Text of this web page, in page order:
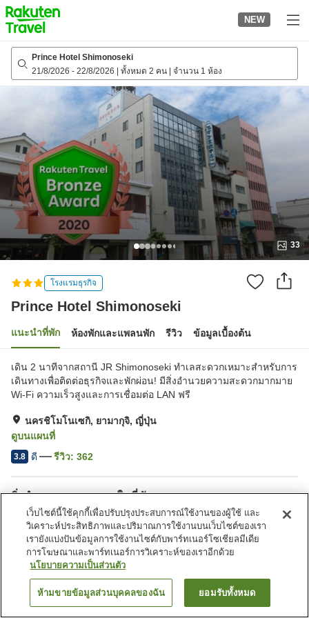
to
top
page
NEW
Prince Hotel Shimonoseki
21/8/2026 - 22/8/2026 ทั้งหมด 2 คน จำนวน 1 ห้อง
33
โรงแรมธุรกิจ
Prince Hotel Shimonoseki
แนะนำที่พัก ห้องพักและแพลนพัก รีวิว ข้อมูลเบื้องต้น
เดิน 2 นาทีจากสถานี JR Shimonoseki ทำเลสะดวกเหมาะสำหรับการ
เดินทางเพื่อติดต่อธุรกิจและพักผ่อน! มีสิ่งอำนวยความสะดวกมากมาย
Wi-Fi ความเร็วสูงและการเชื่อมต่อ LAN ฟรี
นครชิโมโนเซกิ, ยามากุจิ, ญี่ปุ่น
ดูบนแผนที่
3.8 ดี รีวิว: 362
สิ่งอำนวยความสะดวกในที่พัก
ที่จอดรถ
สปา/บิวตี้ซาลอน
ตู้จำหน่ายอัตโนมัติ
บริการซักผ้า (มีค่าบริการ)
หน้าแรก ญี่ปุ่น ยามากุจิ
Prince Hotel Shimonoseki
ค้นหาห้องพัก
เว็บไซต์นี้ใช้คุกกี้เพื่อปรับปรุงประสบการณ์ใช้งานของผู้ใช้ และ
วิเคราะห์ประสิทธิภาพและปริมาณการใช้งานบนเว็บไซต์ของเรา
เรายังแบ่งปันข้อมูลการใช้งานไซต์กับพาร์ทเนอร์โซเชียลมีเดีย
การโฆษณาและพาร์ทเนอร์การวิเคราะห์ของเราอีกด้วย
นโยบายความเป็นส่วนตัว
ห้ามขายข้อมูลส่วนบุคคลของฉัน ยอมรับทั้งหมด